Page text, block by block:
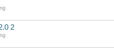
2